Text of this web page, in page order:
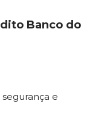
Banco do
e